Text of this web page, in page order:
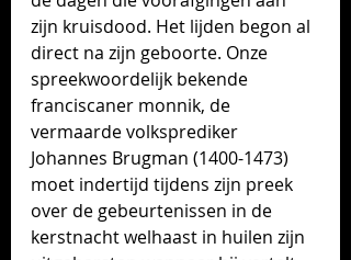
zijn kruisdood. Het lijden begon al
direct na zijn geboorte. Onze
spreekwoordelijk bekende
franciscaner monnik, de
vermaarde volksprediker
Johannes Brugman (1400-1473)
moet indertijd tijdens zijn preek
over de gebeurtenis­sen in de
kerstnacht welhaast in huilen zijn